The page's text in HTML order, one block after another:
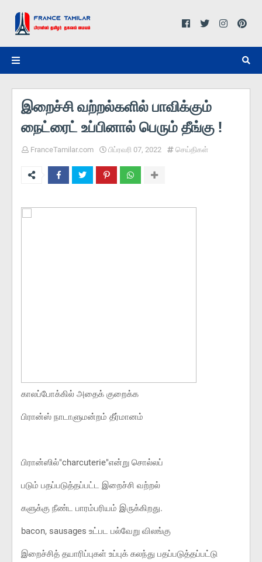
இறைச்சி வற்றல்களில் பாவிக்கும்
நைட்ரைட் உப்பினால் பெரும் தீங்கு !
FranceTamilar.com பிப்ரவரி 07, 2022 செய்திகள்
காலப்போக்கில் அதைக் குறைக்க
பிரான்ஸ் நாடாளுமன்றம் தீர்மானம்
பிரான்ஸில்"charcuterie"என்று சொல்லப்
படும் பதப்படுத்தப்பட்ட இறைச்சி வற்றல்
களுக்கு நீண்ட பாரம்பரியம் இருக்கிறது.
bacon, sausages உட்பட பல்வேறு விலங்கு
இறைச்சித் தயாரிப்புகள் உப்புக் கலந்து பதப்படுத்தப்பட்டு